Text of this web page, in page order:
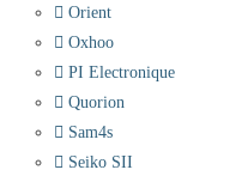
Orient
Oxhoo
PI Electronique
Quorion
Sam4s
Seiko SII